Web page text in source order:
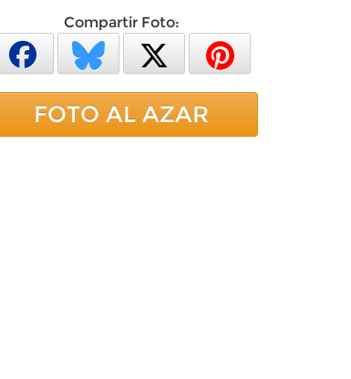
Compartir Foto:
FOTO AL AZAR